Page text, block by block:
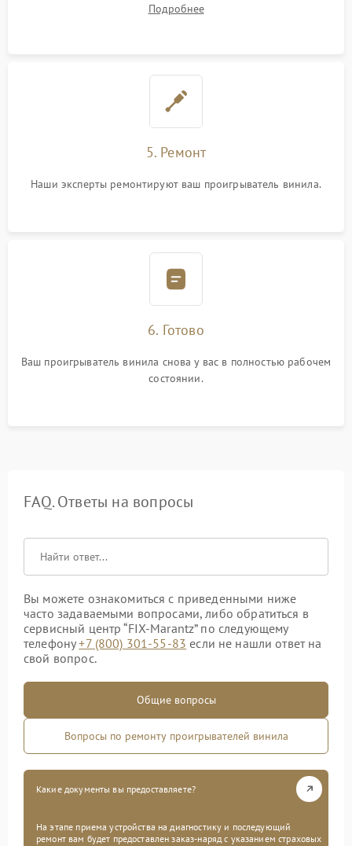
Подробнее
5. Ремонт
Наши эксперты ремонтируют ваш проигрыватель винила.
6. Готово
Ваш проигрыватель винила снова у вас в полностью рабочем
состоянии.
FAQ. Ответы на вопросы
Вы можете ознакомиться с приведенными ниже
часто задаваемыми вопросами, либо обратиться в
сервисный центр “FIX-Marantz” по следующему
телефону+7 (800) 301-55-83 если не нашли ответ на
свой вопрос.
Общие вопросы
Вопросы по ремонту проигрывателей винила
Какие документы вы предоставляете?
На этапе приема устройства на диагностику и последующий
ремонт вам будет предоставлен заказ-наряд с указанием страховых